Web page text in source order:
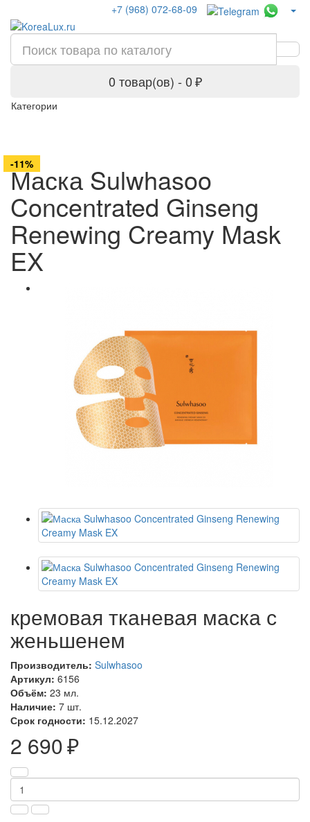
+7 (968) 072-68-09
0 товар(ов) - 0 ₽
Категории
Маска Sulwhasoo
Concentrated Ginseng
Renewing Creamy Mask
EX
кремовая тканевая маска с
женьшенем
Производитель: Sulwhasoo
Артикул: 6156
Объём: 23 мл.
Наличие: 7 шт.
Срок годности: 15.12.2027
2 690 ₽
-11%